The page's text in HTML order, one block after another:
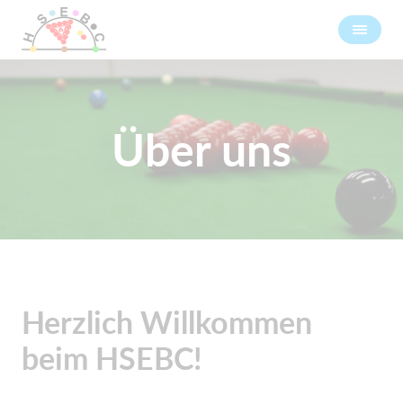
Über uns
Herzlich Willkommen
beim HSEBC!